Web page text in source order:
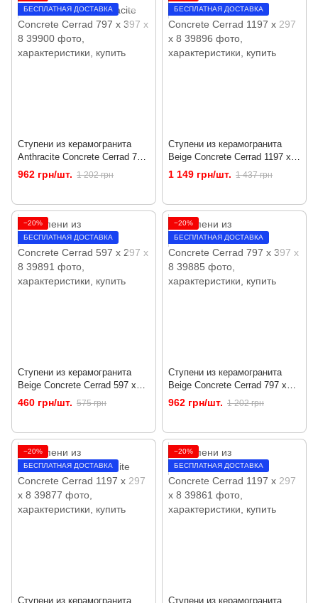
БЕСПЛАТНАЯ ДОСТАВКА
Ступени из керамогранита
Anthracite Concrete Cerrad 797
x 397 x 8
962 грн/шт. 1 202 грн
БЕСПЛАТНАЯ ДОСТАВКА
Ступени из керамогранита
Beige Concrete Cerrad 1197 x
297 x 8
1 149 грн/шт. 1 437 грн
−20%
БЕСПЛАТНАЯ ДОСТАВКА
Ступени из керамогранита
Beige Concrete Cerrad 597 x
297 x 8
460 грн/шт. 575 грн
−20%
БЕСПЛАТНАЯ ДОСТАВКА
Ступени из керамогранита
Beige Concrete Cerrad 797 x
397 x 8
962 грн/шт. 1 202 грн
−20%
БЕСПЛАТНАЯ ДОСТАВКА
Ступени из керамогранита
−20%
БЕСПЛАТНАЯ ДОСТАВКА
Ступени из керамогранита